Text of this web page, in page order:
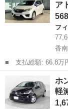
ンチアルミホイー...
ア
フ
香
■ 支払総額: 66.8万円 ■ 車両本体価格： 568,000 円 ■ メーカー
名： ホンダ ■ 車
パッケージ 左リア
ト シティブ...
ホ
軽